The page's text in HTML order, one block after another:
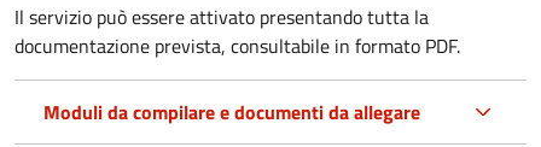
Il servizio può essere attivato presentando tutta la
documentazione prevista, consultabile in formato PDF.
Moduli da compilare e documenti da allegare